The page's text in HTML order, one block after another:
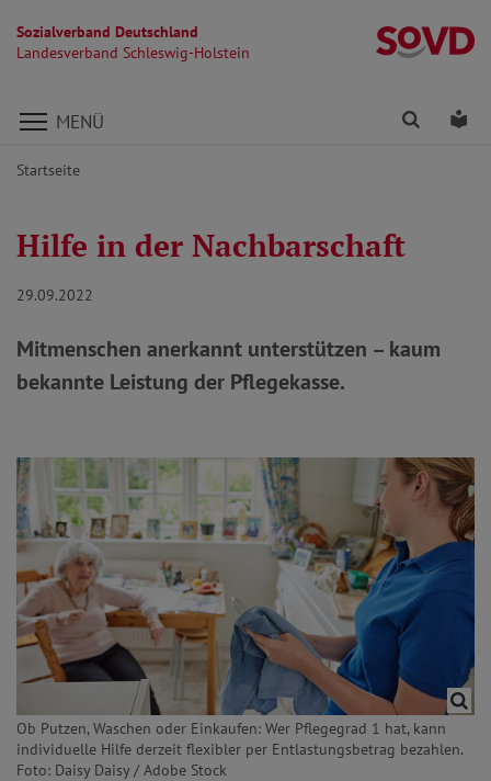
Sozialverband Deutschland
Landesverband Schleswig-Holstein
Direkt zu den Inhalten springen
MENÜ Finden
Startseite
Hilfe in der Nachbarschaft
29.09.2022
Mitmenschen anerkannt unterstützen – kaum
bekannte Leistung der Pflegekasse.
Ob Putzen, Waschen oder Einkaufen: Wer Pflegegrad 1 hat, kann
individuelle Hilfe derzeit flexibler per Entlastungsbetrag bezahlen.
Foto: Daisy Daisy / Adobe Stock